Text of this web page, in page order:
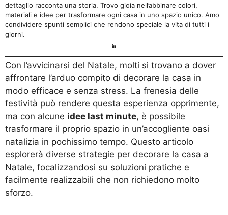
dettaglio racconta una storia. Trovo gioia nell’abbinare colori,
materiali e idee per trasformare ogni casa in uno spazio unico. Amo
condividere spunti semplici che rendono speciale la vita di tutti i
giorni.
Con l’avvicinarsi del Natale, molti si trovano a dover
affrontare l’arduo compito di decorare la casa in
modo efficace e senza stress. La frenesia delle
festività può rendere questa esperienza opprimente,
ma con alcune idee last minute, è possibile
trasformare il proprio spazio in un’accogliente oasi
natalizia in pochissimo tempo. Questo articolo
esplorerà diverse strategie per decorare la casa a
Natale, focalizzandosi su soluzioni pratiche e
facilmente realizzabili che non richiedono molto
sforzo.